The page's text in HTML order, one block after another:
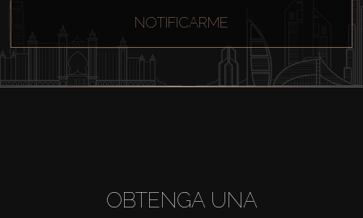
About Us
NOTIFICARME
OBTENGA UNA